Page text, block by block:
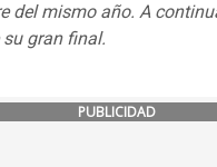
del mismo año. A
gran final.
PUBLICIDAD